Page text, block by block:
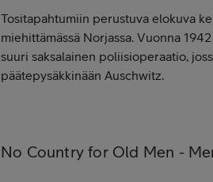
Tositapahtumiin perustuva elokuva
miehittämässä Norjassa. Vuonna
suuri saksalainen poliisioperaatio,
päätepysäkkinään Auschwitz.
No Country for Old Men -